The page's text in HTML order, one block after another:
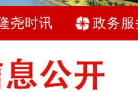
尧时讯 政务服